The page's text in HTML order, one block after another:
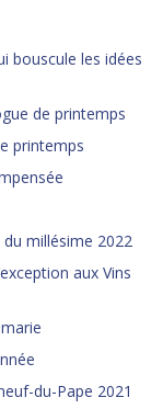
bouscule les idées
de printemps
printemps
millésime 2022
aux Vins
du-Pape 2021